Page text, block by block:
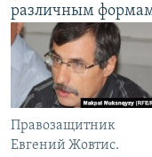
различным
Правозащитник
Евгений Жовтис.